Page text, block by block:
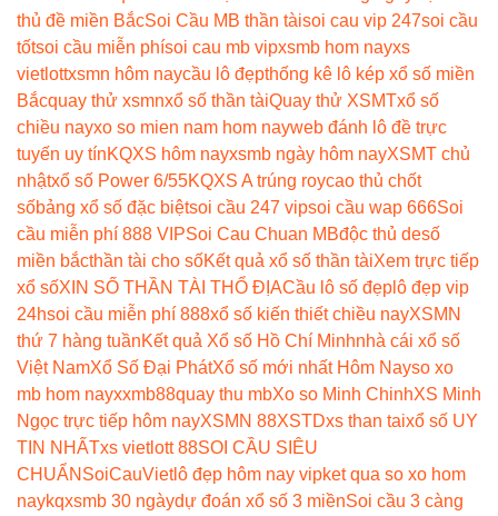
thủ đề miền BắcSoi Cầu MB thần tàisoi cau vip 247soi cầu
tốtsoi cầu miễn phísoi cau mb vipxsmb hom nayxs
vietlottxsmn hôm naycầu lô đẹpthống kê lô kép xổ số miền
Bắcquay thử xsmnxổ số thần tàiQuay thử XSMTxổ số
chiều nayxo so mien nam hom nayweb đánh lô đề trực
tuyến uy tínKQXS hôm nayxsmb ngày hôm nayXSMT chủ
nhậtxổ số Power 6/55KQXS A trúng roycao thủ chốt
sốbảng xổ số đặc biệtsoi cầu 247 vipsoi cầu wap 666Soi
cầu miễn phí 888 VIPSoi Cau Chuan MBđộc thủ desố
miền bắcthần tài cho sốKết quả xổ số thần tàiXem trực tiếp
xổ sốXIN SỐ THẦN TÀI THỔ ĐỊACầu lô số đẹp lô đẹp vip
24hsoi cầu miễn phí 888xổ số kiến thiết chiều nayXSMN
thứ 7 hàng tuầnKết quả Xổ số Hồ Chí Minhnhà cái xổ số
Việt NamXổ Số Đại PhátXổ số mới nhất Hôm Nayso xo
mb hom nayxxmb88quay thu mbXo so Minh ChinhXS Minh
Ngọc trực tiếp hôm nayXSMN 88XSTDxs than taixổ số UY
TIN NHẤTxs vietlott 88SOI CẦU SIÊU
CHUẨN SoiCauVietlô đẹp hôm nay vipket qua so xo hom
naykqxsmb 30 ngàydự đoán xổ số 3 miềnSoi cầu 3 càng